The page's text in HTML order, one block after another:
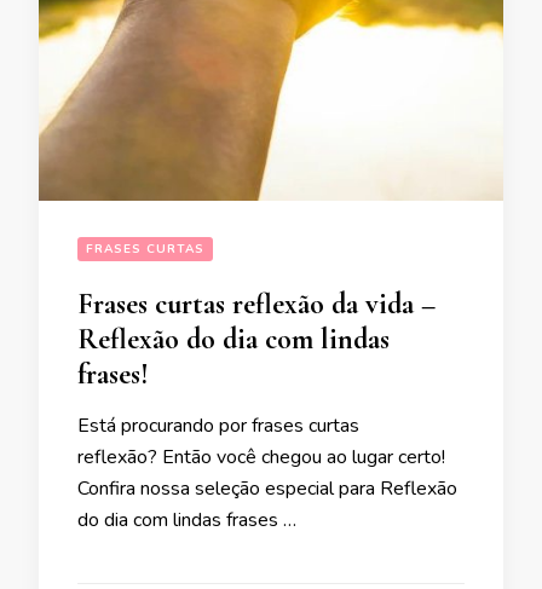
FRASES CURTAS
Frases curtas reflexão da vida –
Reflexão do dia com lindas
frases!
Está procurando por frases curtas
reflexão? Então você chegou ao lugar certo!
Confira nossa seleção especial para Reflexão
do dia com lindas frases …